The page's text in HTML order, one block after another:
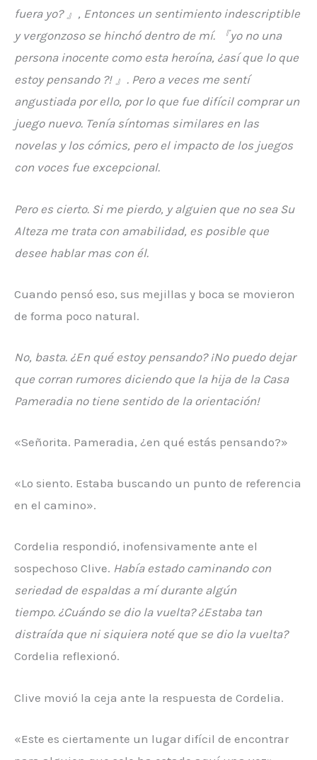
fuera yo? 』 , Entonces un sentimiento indescriptible
y vergonzoso se hinchó dentro de mí.
『yono una
persona inocente como esta heroína, ¿así que lo que
estoy pensando ?! 』 . Pero a veces me sentí
angustiada por ello, por lo que fue difícil comprar un
juego nuevo. Tenía síntomas similares en las
novelas y los cómics, pero el impacto de los juegos
con voces fue excepcional.
Pero es cierto. Si me pierdo, y alguien que no sea Su
Alteza me trata con amabilidad, es posible que
desee hablar mas con él.
Cuando pensó eso, sus mejillas y boca se movieron
de forma poco natural.
No, basta. ¿En qué estoy pensando? ¡No puedo dejar
que corran rumores diciendo que la hija de la Casa
Pameradia no tiene sentido de la orientación!
«Señorita. Pameradia, ¿en qué estás pensando?»
«Lo siento. Estaba buscando un punto de referencia
en el camino».
Cordelia respondió, inofensivamente ante el
sospechoso Clive. Había estado caminando con
seriedad de espaldas a mí durante algún
tiempo. ¿Cuándo se dio la vuelta? ¿Estaba tan
distraída que ni siquiera noté que se dio la vuelta?
Cordelia reflexionó.
Clive movió la ceja ante la respuesta de Cordelia.
«Este es ciertamente un lugar difícil de encontrar